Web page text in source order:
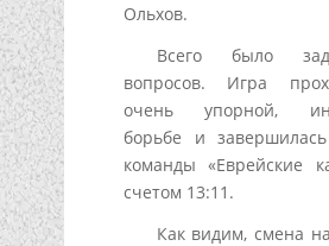
Ольхов.
Всего было
вопросов. Игра
очень упорной,
борьбе и
команды «Еврейские
счетом 13:11.
Как видим, смена